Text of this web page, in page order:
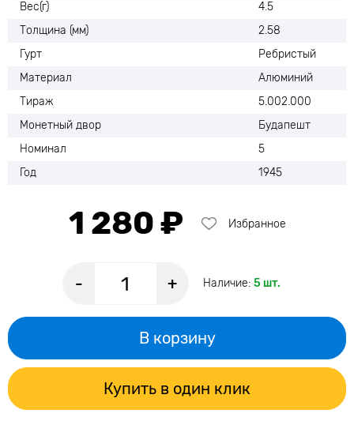
Вес(г)
4.5
Толщина (мм)
2.58
Гурт
Ребристый
Материал
Алюминий
Тираж
5.002.000
Монетный двор
Будапешт
Номинал
5
Год
1945
1 280 ₽ Избранное
- + Наличие: 5 шт.
В корзину
Купить в один клик